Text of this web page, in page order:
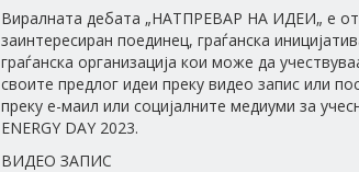
Виралната дебата „НАТПРЕВАР НА ИДЕИ„ е
заинтересиран поединец, граѓанска
граѓанска организација кои може да
своите предлог идеи преку видео запис или
преку е-маил или социјалните медиуми за
ENERGY DAY 2023.
ВИДЕО ЗАПИС